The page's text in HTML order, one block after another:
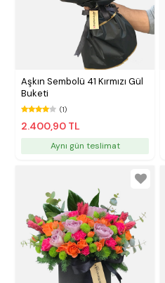
Aşkın Sembolü 41 Kırmızı Gül
Buketi
(1)
2.400,90 TL
Aynı gün teslimat